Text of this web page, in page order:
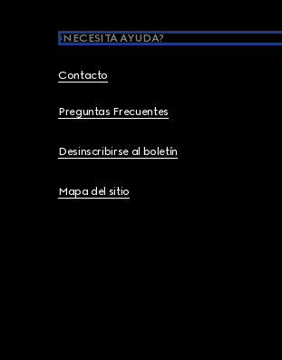
¿NECESITA AYUDA?
Contacto
Preguntas Frecuentes
Desinscribirse al boletín
Mapa del sitio